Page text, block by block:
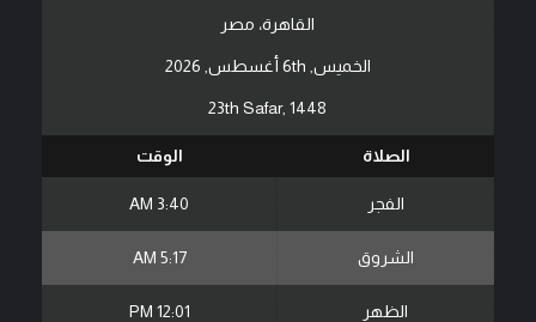
القاهرة، مصر
الخميس, 6th أغسطس, 2026
23th Safar, 1448
الصلاة الوقت
الفجر 3:40 AM
الشروق 5:17 AM
الظهر 12:01 PM